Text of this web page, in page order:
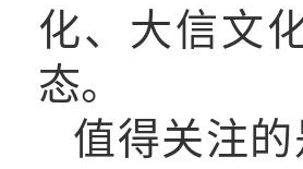
化、大信文
态。
值得关注的